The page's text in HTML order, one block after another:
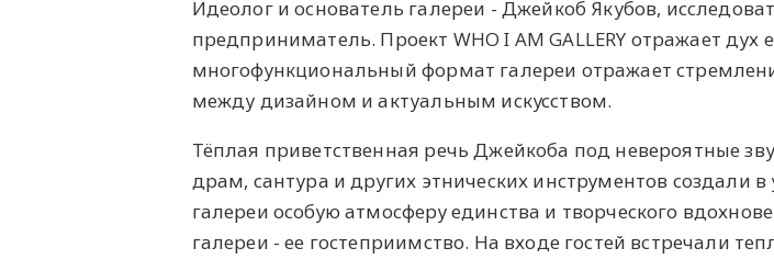
Идеолог и основатель галереи - Джейкоб Якубов,
предприниматель. Проект WHO I AM GALLERY отражает дух
многофункциональный формат галереи отражает
между дизайном и актуальным искусством.
Тёплая приветственная речь Джейкоба под невероятные
драм, сантура и других этнических инструментов создали
галереи особую атмосферу единства и творческого
галереи - ее гостеприимство. На входе гостей встречали